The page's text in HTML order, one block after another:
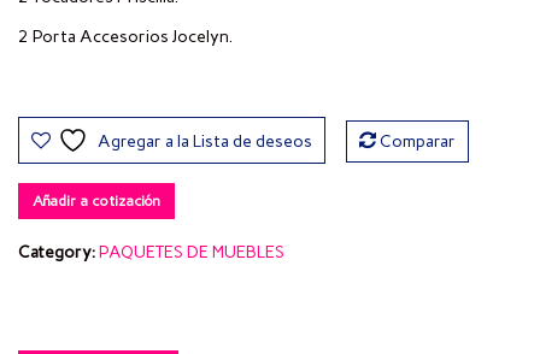
2 Porta Accesorios Jocelyn.
Agregar a la Lista de deseos Comparar
Añadir a cotización
Category:PAQUETES DE MUEBLES